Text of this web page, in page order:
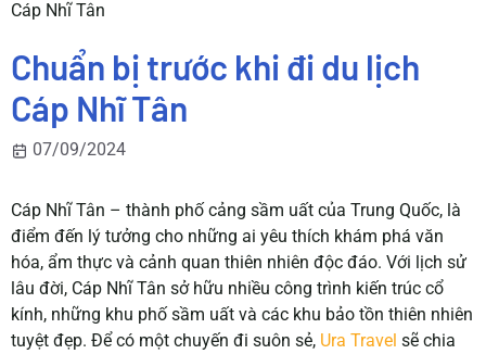
Cáp Nhĩ Tân
Chuẩn bị trước khi đi du lịch
Cáp Nhĩ Tân
07/09/2024
Cáp Nhĩ Tân – thành phố cảng sầm uất của Trung Quốc, là
điểm đến lý tưởng cho những ai yêu thích khám phá văn
hóa, ẩm thực và cảnh quan thiên nhiên độc đáo. Với lịch sử
lâu đời, Cáp Nhĩ Tân sở hữu nhiều công trình kiến trúc cổ
kính, những khu phố sầm uất và các khu bảo tồn thiên nhiên
tuyệt đẹp. Để có một chuyến đi suôn sẻ, Ura Travel sẽ chia